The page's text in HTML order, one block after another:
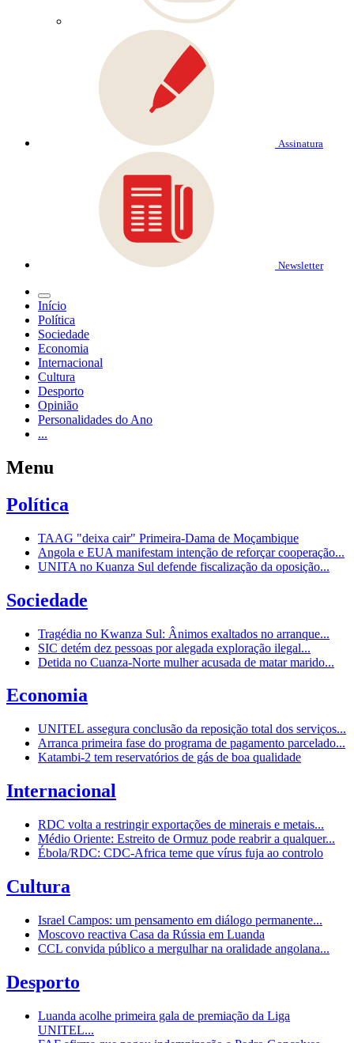
Assinatura
Newsletter
Início
Política
Sociedade
Economia
Internacional
Cultura
Desporto
Opinião
Personalidades do Ano
...
Menu
Política
TAAG "deixa cair" Primeira-Dama de Moçambique
Angola e EUA manifestam intenção de reforçar cooperação...
UNITA no Kuanza Sul defende fiscalização da oposição...
Sociedade
Tragédia no Kwanza Sul: Ânimos exaltados no arranque...
SIC detém dez pessoas por alegada exploração ilegal...
Detida no Cuanza-Norte mulher acusada de matar marido...
Economia
UNITEL assegura conclusão da reposição total dos serviços...
Arranca primeira fase do programa de pagamento parcelado...
Katambi-2 tem reservatórios de gás de boa qualidade
Internacional
RDC volta a restringir exportações de minerais e metais...
Médio Oriente: Estreito de Ormuz pode reabrir a qualquer...
Ébola/RDC: CDC-Africa teme que vírus fuja ao controlo
Cultura
Israel Campos: um pensamento em diálogo permanente...
Moscovo reactiva Casa da Rússia em Luanda
CCL convida público a mergulhar na oralidade angolana...
Desporto
Luanda acolhe primeira gala de premiação da Liga
UNITEL...